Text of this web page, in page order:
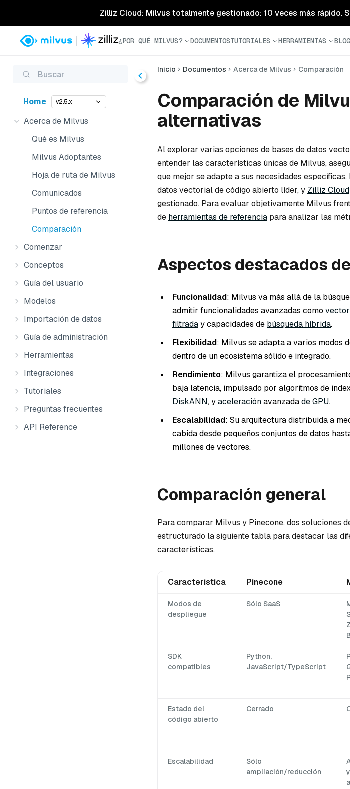
Zilliz Cloud: Milvus totalmente gestionado: 10 veces más rápido.
¿POR QUÉ MILVUS? DOCUMENTOSTUTORIALES HERRAMIENTAS BLOG
Buscar
Home v2.5.x
Acerca de Milvus
Qué es Milvus
Milvus Adoptantes
Hoja de ruta de Milvus
Comunicados
Puntos de referencia
Comparación
Comenzar
Conceptos
Guía del usuario
Modelos
Importación de datos
Guía de administración
Herramientas
Integraciones
Tutoriales
Preguntas frecuentes
API Reference
Inicio Documentos Acerca de Milvus Comparación
Comparación de
alternativas
Al explorar varias opciones de bases de datos
entender las características únicas de Milvus,
que mejor se adapte a sus necesidades
datos vectorial de código abierto líder, y Zilliz Cloud
gestionado. Para evaluar objetivamente Milvus
de herramientas de referencia para analizar las
Aspectos destacados
Funcionalidad: Milvus va más allá de la
admitir funcionalidades avanzadas como
filtraday capacidades de búsqueda híbrida.
Flexibilidad: Milvus se adapta a varios modos
dentro de un ecosistema sólido e integrado.
Rendimiento: Milvus garantiza el
baja latencia, impulsado por algoritmos de
DiskANN, yaceleraciónavanzadade GPU.
Escalabilidad: Su arquitectura distribuida a
cabida desde pequeños conjuntos de datos
millones de vectores.
Comparación general
Para comparar Milvus y Pinecone, dos soluciones
estructurado la siguiente tabla para destacar las
características.
Característica Pinecone
Modos de
despliegue
Sólo SaaS
SDK
compatibles
Python,
JavaScript/TypeScript
Estado del
código abierto
Cerrado
Escalabilidad
Sólo
ampliación/reducción
y